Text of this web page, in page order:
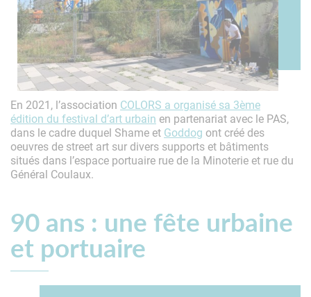
En 2021, l’association COLORS a organisé sa 3ème
édition du festival d’art urbain en partenariat avec le PAS,
dans le cadre duquel Shame et Goddog ont créé des
oeuvres de street art sur divers supports et bâtiments
situés dans l’espace portuaire rue de la Minoterie et rue du
Général Coulaux.
90 ans : une fête urbaine
et portuaire